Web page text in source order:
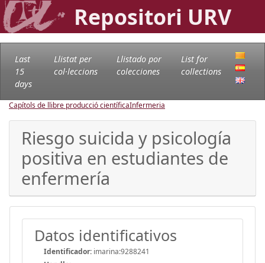
Repositori URV
Last
15
days
Llistat per
col·leccions
Llistado por
colecciones
List for
collections
Capítols de llibre producció científicaInfermeria
Riesgo suicida y psicología
positiva en estudiantes de
enfermería
Datos identificativos
Identificador: imarina:9288241